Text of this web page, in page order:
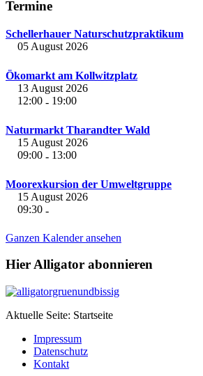
Termine
Schellerhauer Naturschutzpraktikum
05 August 2026
Ökomarkt am Kollwitzplatz
13 August 2026
12:00 - 19:00
Naturmarkt Tharandter Wald
15 August 2026
09:00 - 13:00
Moorexkursion der Umweltgruppe
15 August 2026
09:30 -
Ganzen Kalender ansehen
Hier Alligator abonnieren
Aktuelle Seite: Startseite
Impressum
Datenschutz
Kontakt